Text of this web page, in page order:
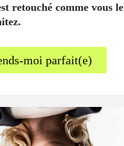
retouché comme vous le
moi parfait(e)